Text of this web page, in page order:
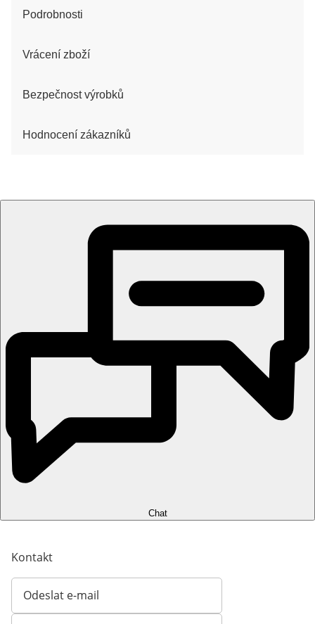
Podrobnosti
Vrácení zboží
Bezpečnost výrobků
Hodnocení zákazníků
Chat
Kontakt
Odeslat e-mail
Otevírá e-mailového klienta